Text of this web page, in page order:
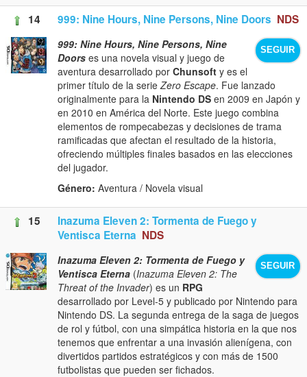
14 999: Nine Hours, Nine Persons, Nine Doors NDS
SEGUIR
999: Nine Hours, Nine Persons, Nine
Doors es una novela visual y juego de
aventura desarrollado por Chunsoft y es el
primer título de la serie Zero Escape. Fue lanzado
originalmente para la Nintendo DS en 2009 en Japón y
en 2010 en América del Norte. Este juego combina
elementos de rompecabezas y decisiones de trama
ramificadas que afectan el resultado de la historia,
ofreciendo múltiples finales basados en las elecciones
del jugador.
Género: Aventura / Novela visual
15
Inazuma Eleven 2: Tormenta de Fuego y
Ventisca Eterna NDS
SEGUIR
Inazuma Eleven 2: Tormenta de Fuego y
Ventisca Eterna (Inazuma Eleven 2: The
Threat of the Invader) es un RPG
desarrollado por Level-5 y publicado por Nintendo para
Nintendo DS. La segunda entrega de la saga de juegos
de rol y fútbol, con una simpática historia en la que nos
tenemos que enfrentar a una invasión alienígena, con
divertidos partidos estratégicos y con más de 1500
futbolistas que pueden ser fichados.